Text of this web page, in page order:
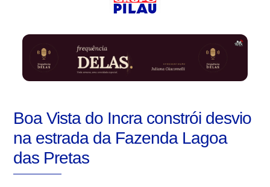
Boa Vista do Incra constrói desvio
na estrada da Fazenda Lagoa
das Pretas